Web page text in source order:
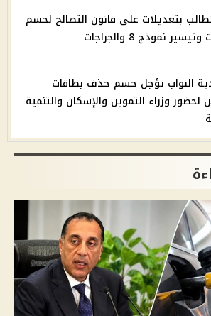
بتعديلات على قانون التصالح لحسم
نموذج 8 والجراجات
النواب تؤجل حسم حذف بطاقات
لحضور وزراء التموين والإسكان والتنمية